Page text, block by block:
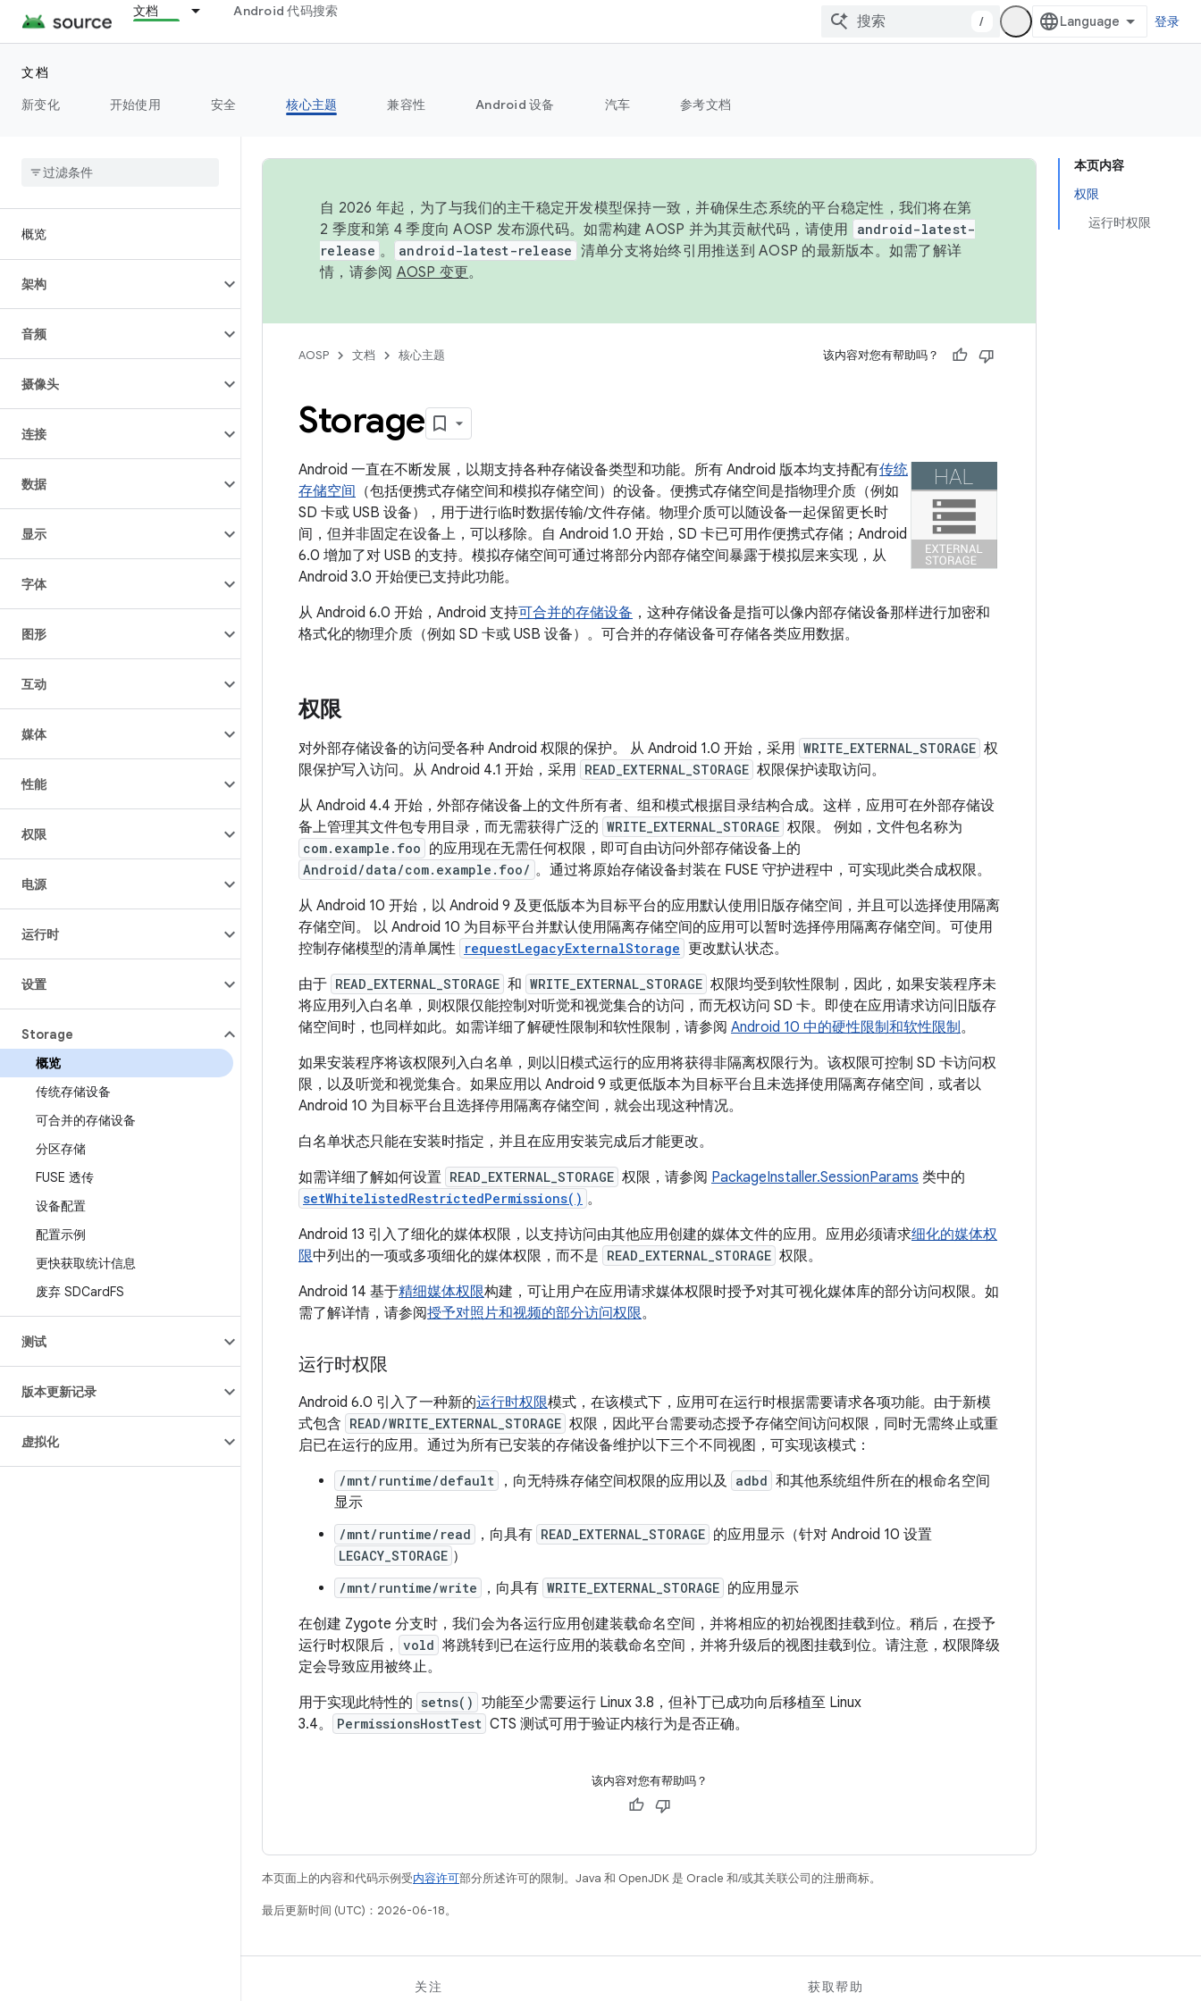
文档 Android 代码搜索
/ 登录
文档
新变化
开始使用 安全 核心主题 兼容性 Android 设备 汽车 参考文档
概览
架构
音频
摄像头
连接
数据
显示
字体
图形
互动
媒体
性能
权限
电源
运行时
设置
Storage
概览
传统存储设备
可合并的存储设备
分区存储
FUSE 透传
设备配置
配置示例
更快获取统计信息
废弃 SDCardFS
测试
版本更新记录
虚拟化
本页内容
权限
运行时权限
自 2026 年起，为了与我们的主干稳定开发模型保持一致，并确保生态系统的平台稳定性，我们将在第
2 季度和第 4 季度向 AOSP 发布源代码。如需构建 AOSP 并为其贡献代码，请使用
android-latest-
release 。 android-latest-release 清单分支将始终引用推送到 AOSP 的最新版本。如需了解详
情，请参阅 AOSP 变更。
AOSP 文档 核心主题 该内容对您有帮助吗？
Storage
Android 一直在不断发展，以期支持各种存储设备类型和功能。所有 Android 版本均支持配有传统
存储空间 （包括便携式存储空间和模拟存储空间）的设备。便携式存储空间是指物理介质（例如
SD 卡或 USB 设备），用于进行临时数据传输/文件存储。 物理介质可以随设备一起保留更长时
间，但并非固定在设备上，可以移除。自 Android 1.0 开始，SD 卡已可用作便携式存储；Android
6.0 增加了对 USB 的支持。模拟存储空间可通过将部分内部存储空间暴露于模拟层来实现，从
Android 3.0 开始便已支持此功能。
从 Android 6.0 开始，Android 支持可合并的存储设备 ，这种存储设备是指可以像内部存储设备那样进行加密和
格式化的物理介质（例如 SD 卡或 USB 设备）。 可合并的存储设备可存储各类应用数据。
权限
对外部存储设备的访问受各种 Android 权限的保护。 从 Android 1.0 开始，采用 WRITE_EXTERNAL_STORAGE 权
限保护写入访问。从 Android 4.1 开始，采用 READ_EXTERNAL_STORAGE 权限保护读取访问。
从 Android 4.4 开始，外部存储设备上的文件所有者、组和模式根据目录结构合成。这样，应用可在外部存储设
备上管理其文件包专用目录，而无需获得广泛的 WRITE_EXTERNAL_STORAGE 权限。 例如，文件包名称为
com.example.foo 的应用现在无需任何权限，即可自由访问外部存储设备上的
Android/data/com.example.foo/ 。通过将原始存储设备封装在 FUSE 守护进程中，可实现此类合成权限。
从 Android 10 开始，以 Android 9 及更低版本为目标平台的应用默认使用旧版存储空间，并且可以选择使用隔离
存储空间。
以 Android 10 为目标平台并默认使用隔离存储空间的应用可以暂时选择停用隔离存储空间。 可使用
控制存储模型的清单属性 requestLegacyExternalStorage 更改默认状态。
由于 READ_EXTERNAL_STORAGE 和 WRITE_EXTERNAL_STORAGE 权限均受到软性限制，因此，如果安装程序未
将应用列入白名单，则权限仅能控制对听觉和视觉集合的访问，而无权访问 SD 卡。即使在应用请求访问旧版存
储空间时，也同样如此。如需详细了解硬性限制和软性限制，请参阅 Android 10 中的硬性限制和软性限制。
如果安装程序将该权限列入白名单，则以旧模式运行的应用将获得非隔离权限行为。该权限可控制 SD 卡访问权
限，以及听觉和视觉集合。如果应用以 Android 9 或更低版本为目标平台且未选择使用隔离存储空间，或者以
Android 10 为目标平台且选择停用隔离存储空间，就会出现这种情况。
白名单状态只能在安装时指定，并且在应用安装完成后才能更改。
如需详细了解如何设置 READ_EXTERNAL_STORAGE 权限，请参阅 PackageInstaller.SessionParams 类中的
setWhitelistedRestrictedPermissions() 。
Android 13 引入了细化的媒体权限，以支持访问由其他应用创建的媒体文件的应用。应用必须请求细化的媒体权
限中列出的一项或多项细化的媒体权限，而不是 READ_EXTERNAL_STORAGE 权限。
Android 14 基于精细媒体权限构建，可让用户在应用请求媒体权限时授予对其可视化媒体库的部分访问权限。如
需了解详情，请参阅授予对照片和视频的部分访问权限。
运行时权限
Android 6.0 引入了一种新的运行时权限模式，在该模式下，应用可在运行时根据需要请求各项功能。由于新模
式包含 READ/WRITE_EXTERNAL_STORAGE 权限，因此平台需要动态授予存储空间访问权限，同时无需终止或重
启已在运行的应用。通过为所有已安装的存储设备维护以下三个不同视图，可实现该模式：
/mnt/runtime/default ，向无特殊存储空间权限的应用以及 adbd 和其他系统组件所在的根命名空间
显示
/mnt/runtime/read ，向具有 READ_EXTERNAL_STORAGE 的应用显示（针对 Android 10 设置
LEGACY_STORAGE ）
/mnt/runtime/write ，向具有 WRITE_EXTERNAL_STORAGE 的应用显示
在创建 Zygote 分支时，我们会为各运行应用创建装载命名空间，并将相应的初始视图挂载到位。稍后，在授予
运行时权限后，
vold 将跳转到已在运行应用的装载命名空间，并将升级后的视图挂载到位。请注意，权限降级
定会导致应用被终止。
用于实现此特性的 setns() 功能至少需要运行 Linux 3.8，但补丁已成功向后移植至 Linux
3.4。
PermissionsHostTest CTS 测试可用于验证内核行为是否正确。
该内容对您有帮助吗？
本页面上的内容和代码示例受内容许可部分所述许可的限制。Java 和 OpenJDK 是 Oracle 和/或其关联公司的注册商标。
最后更新时间 (UTC)：2026-06-18。
关注 获取帮助